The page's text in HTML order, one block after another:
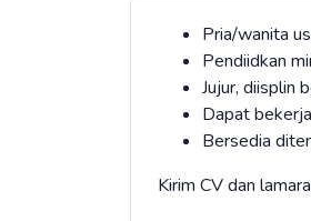
Pria/wanita
Pendiidkan
Jujur, diisplin
Dapat
Bersedia
Kirim CV dan